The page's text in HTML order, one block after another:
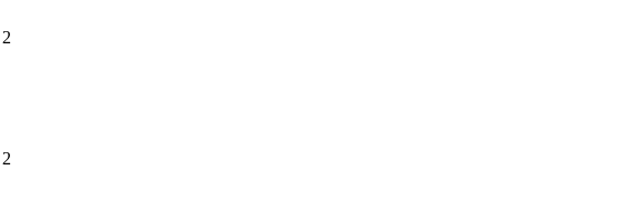
2
2